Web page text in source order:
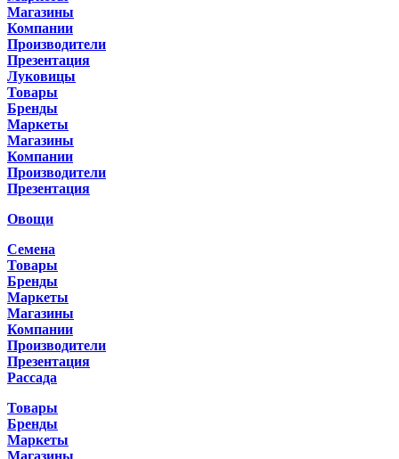
Магазины
Компании
Производители
Презентация
Луковицы
Товары
Бренды
Маркеты
Магазины
Компании
Производители
Презентация
Овощи
Семена
Товары
Бренды
Маркеты
Магазины
Компании
Производители
Презентация
Рассада
Товары
Бренды
Маркеты
Магазины